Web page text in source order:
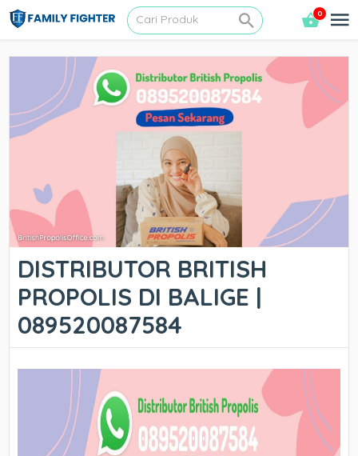
0
DISTRIBUTOR BRITISH
PROPOLIS DI BALIGE |
089520087584